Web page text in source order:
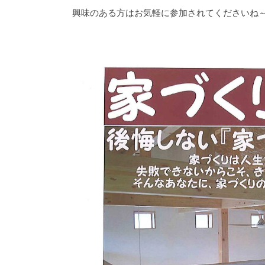
興味のある方はお気軽に参加されてくださいね